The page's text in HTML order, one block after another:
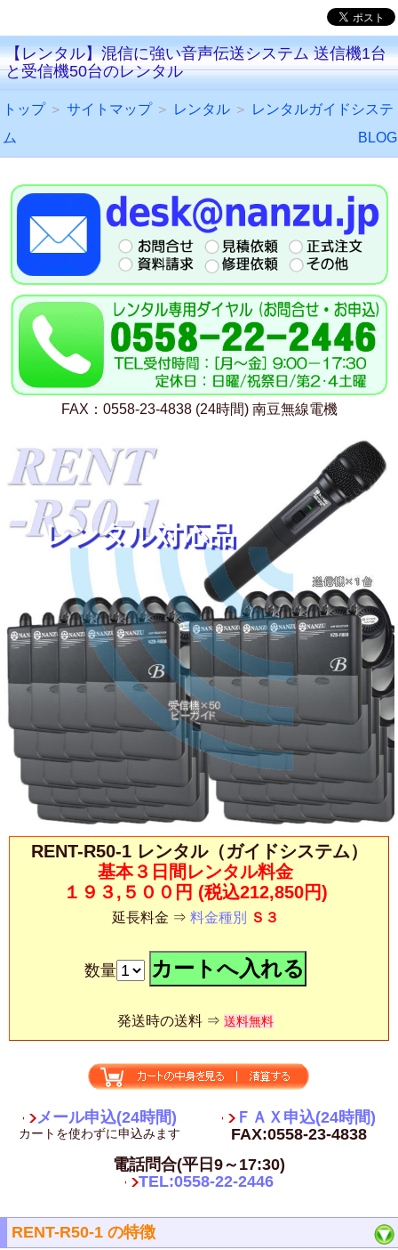
【レンタル】混信に強い音声伝送システム 送信機1台
と受信機50台のレンタル
トップ＞ サイトマップ＞ レンタル ＞ レンタルガイドシステ
ム
BLOG
FAX：0558-23-4838 (24時間) 南豆無線電機
レンタル対応品
RENT-R50-1 レンタル（ガイドシステム）
基本３日間レンタル料金
１９３,５００円 (税込212,850円)
延長料金 ⇒ 料金種別 Ｓ３
数量
発送時の送料 ⇒ 送料無料
メール申込(24時間)
カートを使わずに申込みます
ＦＡＸ申込(24時間)
FAX:0558-23-4838
電話問合(平日9～17:30)
TEL:0558-22-2446
RENT-R50-1 の特徴